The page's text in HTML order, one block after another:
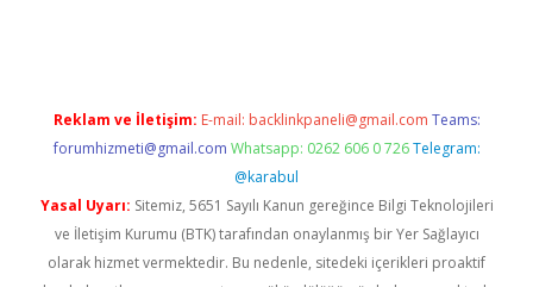
Reklam ve İletişim: E-mail: backlinkpaneli@gmail.com Teams:
forumhizmeti@gmail.com Whatsapp: 0262 606 0 726 Telegram:
@karabul
Yasal Uyarı: Sitemiz, 5651 Sayılı Kanun gereğince Bilgi Teknolojileri
ve İletişim Kurumu (BTK) tarafından onaylanmış bir Yer Sağlayıcı
olarak hizmet vermektedir. Bu nedenle, sitedeki içerikleri proaktif